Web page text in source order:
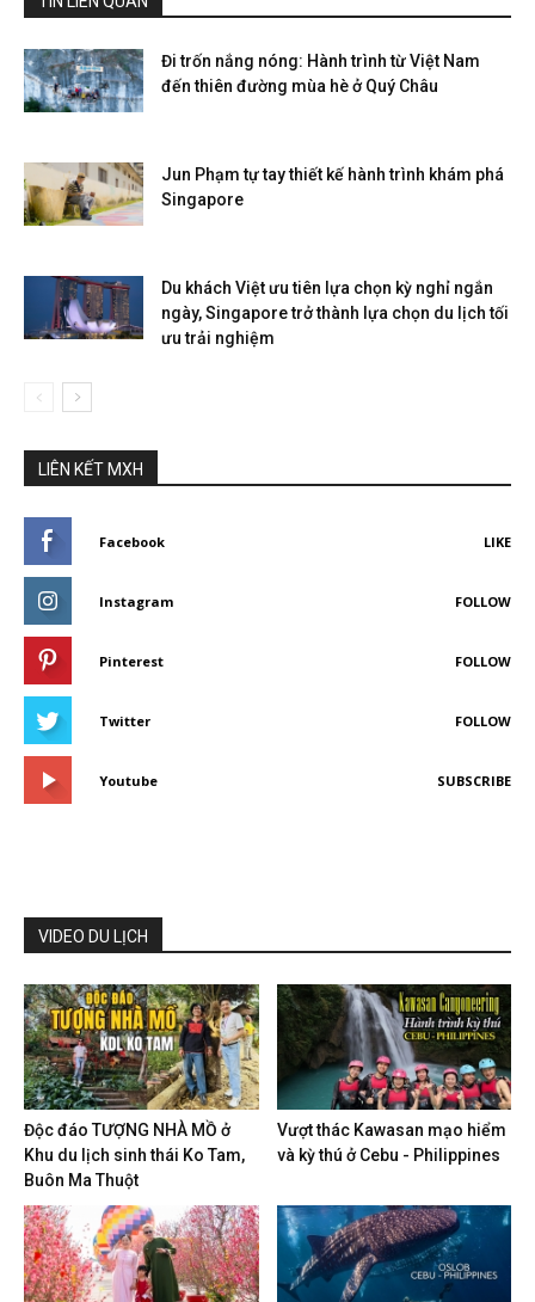
Đi trốn nắng nóng: Hành trình từ Việt Nam
đến thiên đường mùa hè ở Quý Châu
Jun Phạm tự tay thiết kế hành trình khám phá
Singapore
Du khách Việt ưu tiên lựa chọn kỳ nghỉ ngắn
ngày, Singapore trở thành lựa chọn du lịch tối
ưu trải nghiệm
LIÊN KẾT MXH
Facebook LIKE
Instagram FOLLOW
Pinterest FOLLOW
Twitter FOLLOW
Youtube SUBSCRIBE
VIDEO DU LỊCH
Độc đáo TƯỢNG NHÀ MỒ ở
Khu du lịch sinh thái Ko Tam,
Buôn Ma Thuột
Vượt thác Kawasan mạo hiểm
và kỳ thú ở Cebu - Philippines